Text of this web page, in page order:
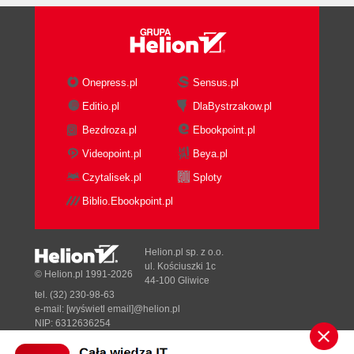
KOMITET I SPONSOR
KONCENTRACJA
O przycinaniu gałęzi (97)
KONSULTANCI
O mądrym przyjmowaniu pomocy z zewnątrz (103)
O współpracy ze światem zewnętrznym (113)
KOREKTY
O (odpowiednio) elastycznym zarządzaniu
projektem (117)
Onepress.pl
Sensus.pl
Editio.pl
DlaBystrzakow.pl
Bezdroza.pl
Ebookpoint.pl
Videopoint.pl
Beya.pl
Czytalisek.pl
Sploty
Biblio.Ebookpoint.pl
© Helion.pl 1991-2026
Helion.pl sp. z o.o.
ul. Kościuszki 1c
44-100 Gliwice
tel. (32) 230-98-63
e-mail: [wyświetl email]@helion.pl
NIP: 6312636254